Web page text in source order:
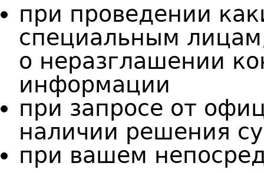
при проведении
специальным
о неразглашении
информации
при запросе от
наличии решения
при вашем